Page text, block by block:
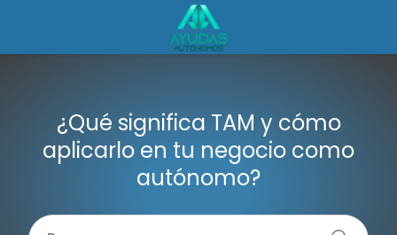
¿Qué significa TAM y cómo
aplicarlo en tu negocio como
autónomo?